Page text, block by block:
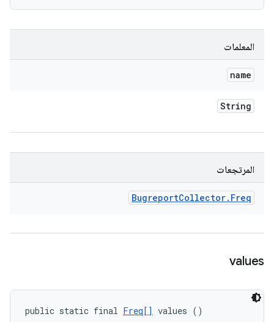
المعلمات
name
String
المرتجعات
BugreportCollector. Freq
values
public static final Freq[] values ()